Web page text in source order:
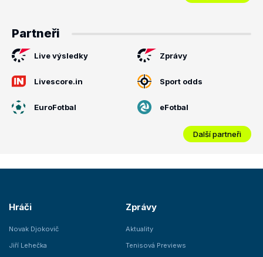
Partneři
Live výsledky Zprávy
Livescore.in Sport odds
EuroFotbal eFotbal
Další partneři
Hráči
Novak Djokovič
Jiří Lehečka
Zprávy
Aktuality
Tenisová Previews